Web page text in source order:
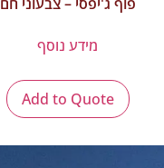
מידע נוסף
Add to Quote